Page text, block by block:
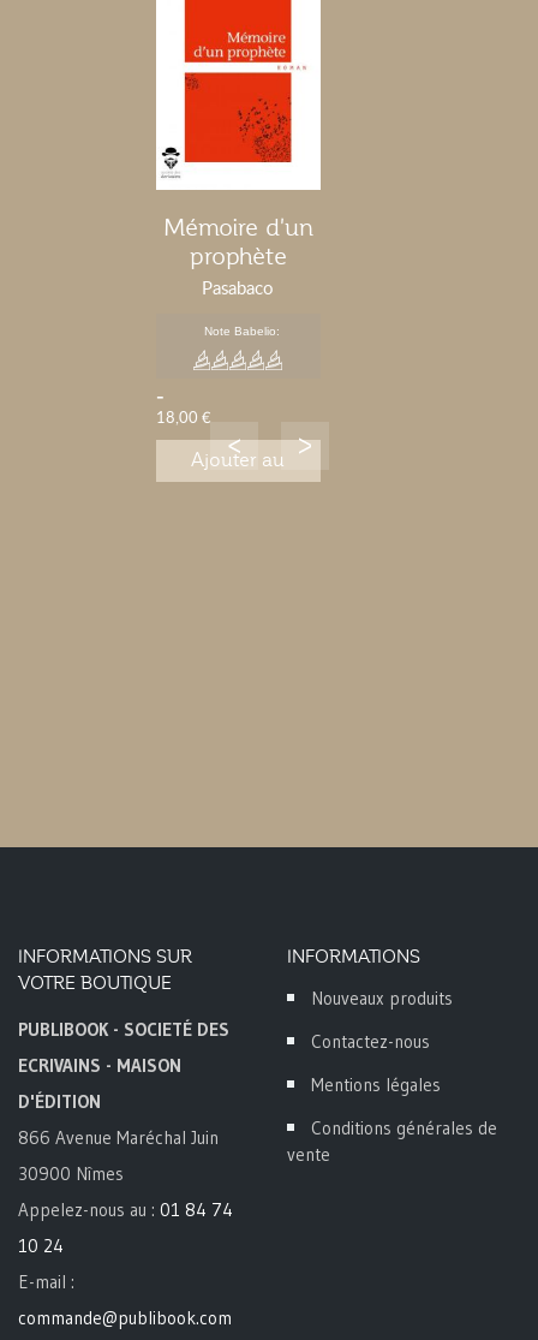
Mémoire d'un
prophète
Pasabaco
Note Babelio:
-
18,00 €
Ajouter au
INFORMATIONS SUR
VOTRE BOUTIQUE
PUBLIBOOK - SOCIETÉ DES
ECRIVAINS - MAISON
D'ÉDITION
866 Avenue Maréchal Juin
30900 Nîmes
Appelez-nous au : 01 84 74
10 24
E-mail :
commande@publibook.com
INFORMATIONS
Nouveaux produits
Contactez-nous
Mentions légales
Conditions générales de
vente